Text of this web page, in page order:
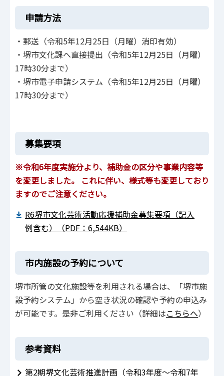
申請方法
・郵送（令和5年12月25日（月曜）消印有効）
・堺市文化課へ直接提出（令和5年12月25日（月曜）
17時30分まで）
・堺市電子申請システム（令和5年12月25日（月曜）
17時30分まで）
募集要項
※令和6年度実施分より、補助金の区分や事業内容等
を変更しました。
これに伴い、様式等も変更しており
ますのでご注意ください。
R6堺市文化芸術活動応援補助金募集要項（記入
例含む）（PDF：6,544KB）
市内施設の予約について
堺市所管の文化施設等を利用される場合は、「堺市施
設予約システム」から空き状況の確認や予約の申込み
が可能です。是非ご利用ください（詳細はこちらへ）
参考資料
第2期堺文化芸術推進計画（令和3年度～令和7年